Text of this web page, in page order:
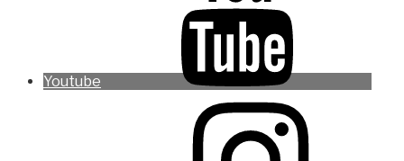
Youtube